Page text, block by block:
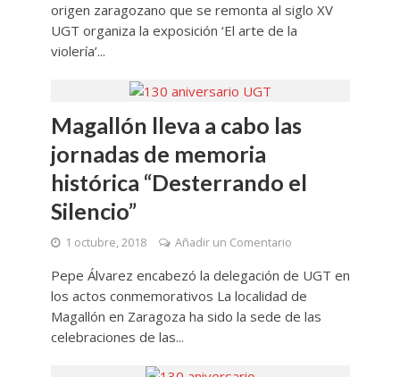
origen zaragozano que se remonta al siglo XV
UGT organiza la exposición ‘El arte de la
violería’...
Magallón lleva a cabo las
jornadas de memoria
histórica “Desterrando el
Silencio”
1 octubre, 2018 Añadir un Comentario
Pepe Álvarez encabezó la delegación de UGT en
los actos conmemorativos La localidad de
Magallón en Zaragoza ha sido la sede de las
celebraciones de las...